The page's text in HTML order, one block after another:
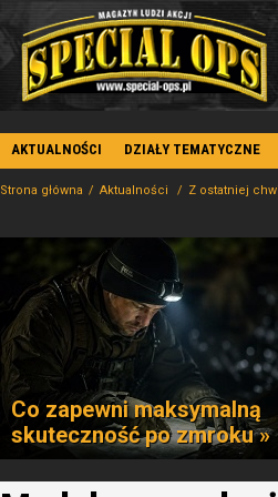
AKTUALNOŚCI DZIAŁY TEMATYCZNE
Strona główna Aktualności Z ostatniej
Co zapewni maksymalną
skuteczność po zmroku »